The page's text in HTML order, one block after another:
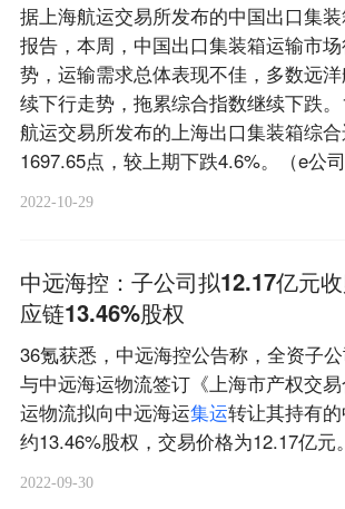
据上海航运交易所发布的中国出口集
报告，本周，中国出口集装箱运输市
势，运输需求总体表现不佳，多数远
续下行走势，拖累综合指数继续下跌
航运交易所发布的上海出口集装箱综
1697.65点，较上期下跌4.6%。（e公司
2022-10-29
中远海控：子公司拟12.17亿元
应链13.46%股权
36氪获悉，中远海控公告称，全资子
与中远海运物流签订《上海市产权交
运物流拟向中远海运集运转让其持有
约13.46%股权，交易价格为12.17亿元。
2022-09-30